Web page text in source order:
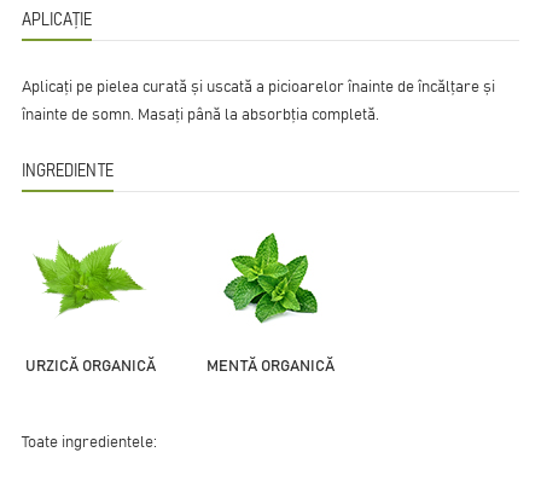
APLICAȚIE
Aplicați pe pielea curată și uscată a picioarelor înainte de încălțare și
înainte de somn. Masați până la absorbția completă.
INGREDIENTE
URZICĂ ORGANICĂ MENTĂ ORGANICĂ
Toate ingredientele: